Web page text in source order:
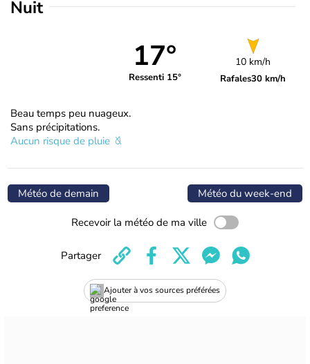
Nuit
17°
Ressenti 15°
10 km/h
Rafales30 km/h
Beau temps peu nuageux.
Sans précipitations.
Aucun risque de pluie
Météo de demain Météo du week-end
Recevoir la météo de ma ville
Ajouter à vos sources préférées
Partager